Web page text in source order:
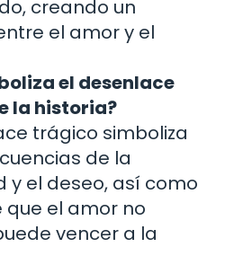
creando un
el amor y el
el desenlace
la historia?
trágico simboliza
de la
y el deseo, así como
que el amor no
vencer a la